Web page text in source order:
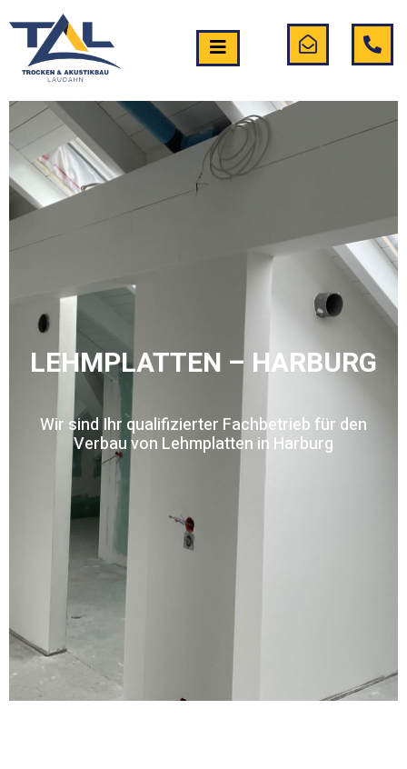
LEHMPLATTEN – HARBURG
Wir sind Ihr qualifizierter Fachbetrieb für den
Verbau von Lehmplatten in Harburg